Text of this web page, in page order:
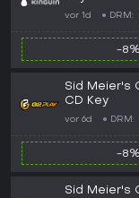
vor 1d DRM:
-
Sid Meier's
CD Key
vor 6d DRM:
-
Sid Meier's